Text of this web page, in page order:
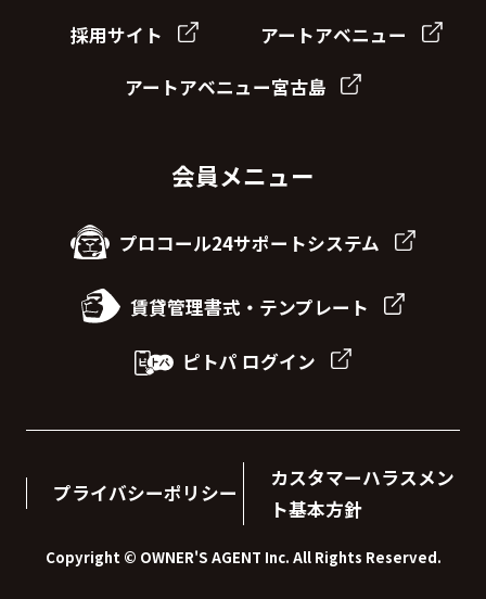
採用サイト アートアベニュー
アートアベニュー宮古島
会員メニュー
プロコール24サポートシステム
賃貸管理書式・テンプレート
ピトパ ログイン
プライバシーポリシー
カスタマーハラスメン
ト基本方針
Copyright © OWNER'S AGENT Inc. All Rights Reserved.